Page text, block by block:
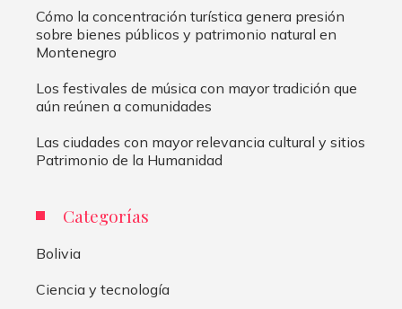
Cómo la concentración turística genera presión
sobre bienes públicos y patrimonio natural en
Montenegro
Los festivales de música con mayor tradición que
aún reúnen a comunidades
Las ciudades con mayor relevancia cultural y sitios
Patrimonio de la Humanidad
Categorías
Bolivia
Ciencia y tecnología